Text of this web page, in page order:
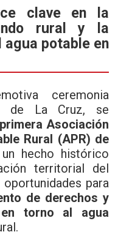
clave en la
rural y la
potable en
ceremonia
de La Cruz, se
Asociación
Rural (APR) de
hecho histórico
territorial del
para
de derechos y
torno al agua